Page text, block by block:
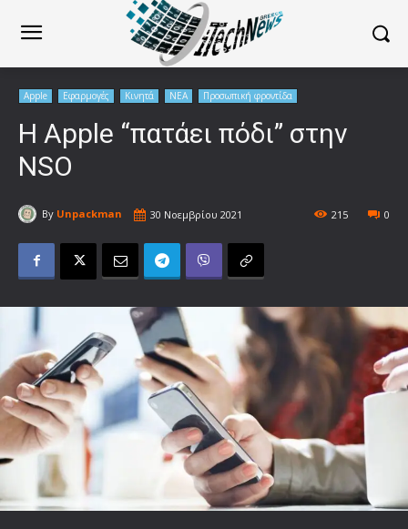
Apple Εφαρμογές Κινητά ΝΕΑ Προσωπική φροντίδα
Η Apple “πατάει πόδι” στην
NSO
By Unpackman 30 Νοεμβρίου 2021 0
215